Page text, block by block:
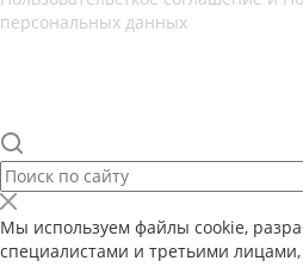
персональных данных
Мы используем файлы cookie,
специалистами и третьими